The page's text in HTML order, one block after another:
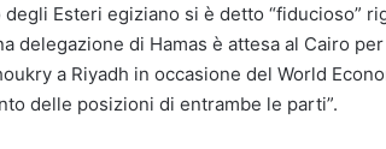
Esteri egiziano si è detto “fiducioso”
delegazione di Hamas è attesa al Cairo
a Riyadh in occasione del World
delle posizioni di entrambe le parti”.